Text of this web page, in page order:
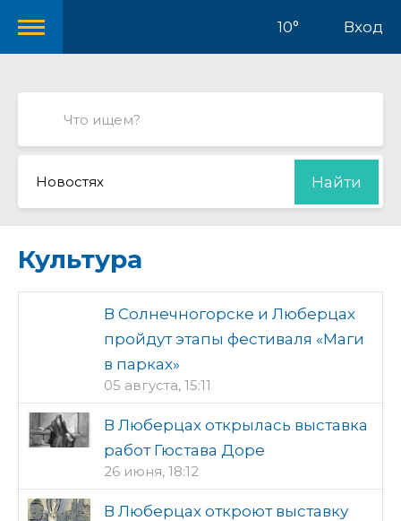
10° Вход
Новостях Найти
Культура
В Солнечногорске и Люберцах
пройдут этапы фестиваля «Маги
в парках»
05 августа, 15:11
В Люберцах открылась выставка
работ Гюстава Доре
26 июня, 18:12
В Люберцах откроют выставку